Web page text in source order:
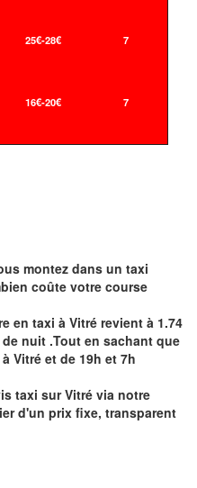
25€-28€ 7
16€-20€ 7
montez dans un taxi
coûte votre course
en taxi à Vitré revient à 1.74
nuit .Tout en sachant que
Vitré et de 19h et 7h
taxi surVitré via notre
d'un prix fixe, transparent